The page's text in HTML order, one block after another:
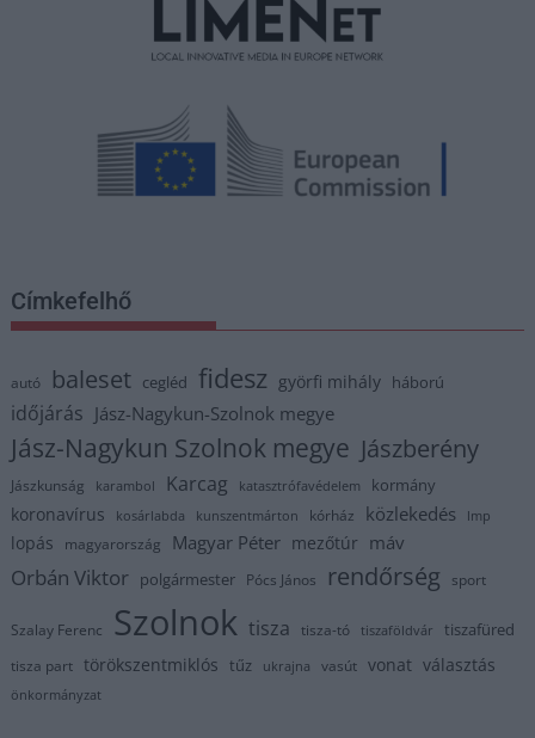
Címkefelhő
autó baleset cegléd fidesz györfi mihály háború
időjárás Jász-Nagykun-Szolnok megye
Jász-Nagykun Szolnok megye Jászberény
Jászkunság karambol Karcag katasztrófavédelem kormány
koronavírus kosárlabda kunszentmárton kórház közlekedés lmp
lopás magyarország Magyar Péter mezőtúr máv
Orbán Viktor polgármester Pócs János rendőrség sport
Szalay Ferenc Szolnok tisza tisza-tó tiszaföldvár tiszafüred
tisza part törökszentmiklós tűz ukrajna vasút vonat választás
önkormányzat